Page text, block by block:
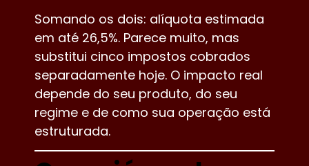
Somando os dois: alíquota estimada
em até 26,5%. Parece muito, mas
substitui cinco impostos cobrados
separadamente hoje. O impacto real
depende do seu produto, do seu
regime e de como sua operação está
estruturada.